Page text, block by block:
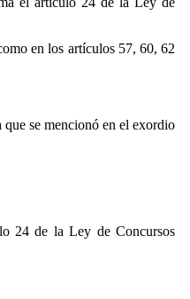
en los artículos 57, 60, 62
que se mencionó en el exordio
24 de la Ley de Concursos